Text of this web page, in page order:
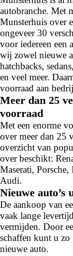
autobranche. Met
Munsterhuis over
ongeveer 30
voor iedereen een
wij zowel nieuwe
hatchbacks,
en veel meer.
voorraad aan
Meer dan 25
voorraad
Met een enorme
over meer dan 25
overzicht van
over beschikt:
Maserati,
Audi.
Nieuwe auto’s
De aankoop van
vaak lange
vermijden. Door
schaffen kunt u
nieuwe auto.